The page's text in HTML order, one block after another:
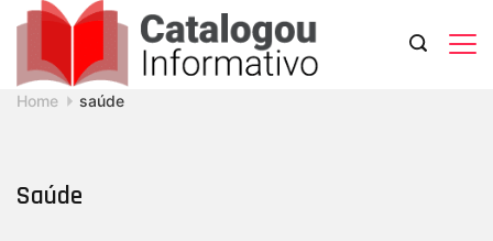
Skip
content
Catalogou
Home saúde
Saúde